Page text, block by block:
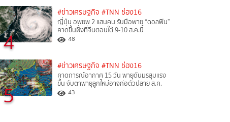
4
#ข่าวเศรษฐกิจ #TNN ช่อง16
ญี่ปุ่น อพยพ 2 แสนคน รับมือพายุ “ดอลฟิน”
คาดขึ้นฝั่งที่จีนตอนใต้ 9-10 ส.ค.นี้
48
5
#ข่าวเศรษฐกิจ #TNN ช่อง16
คาดการณ์อากาศ 15 วัน พายุดันมรสุมแรง
ขึ้น จับตาพายุลูกใหม่อาจก่อตัวปลาย ส.ค.
43